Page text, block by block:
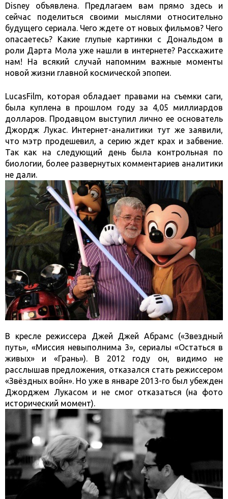
Disney объявлена. Предлагаем вам прямо здесь и
сейчас поделиться своими мыслями относительно
будущего сериала. Чего ждете от новых фильмов? Чего
опасаетесь? Какие глупые картинки с Дональдом в
роли Дарта Мола уже нашли в интернете? Расскажите
нам! На всякий случай напомним важные моменты
новой жизни главной космической эпопеи.
LucasFilm, которая обладает правами на съемки саги,
была куплена в прошлом году за 4,05 миллиардов
долларов. Продавцом выступил лично ее основатель
Джордж Лукас. Интернет-аналитики тут же заявили,
что мэтр продешевил, а серию ждет крах и забвение.
Так как на следующий день была контрольная по
биологии, более развернутых комментариев аналитики
не дали.
В кресле режиссера Джей Джей Абрамс («Звездный
путь», «Миссия невыполнима 3», сериалы «Остаться в
живых» и «Грань»). В 2012 году он, видимо не
расслышав предложения, отказался стать режиссером
«Звёздных войн». Но уже в январе 2013-го был убежден
Джорджем Лукасом и не смог отказаться (на фото
исторический момент).